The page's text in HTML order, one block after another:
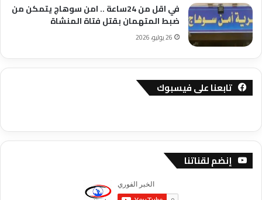
في اقل من 24ساعة .. امن سوهاج يتمكن من
ضبط المتهمان بقتل فتاة المنشاة
26 يوليو، 2026
تابعنا على فيسبوك
إنضم لقناتنا